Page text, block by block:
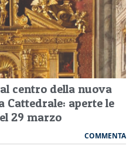
centro della nuova
aperte le
29 marzo
COMMENTA